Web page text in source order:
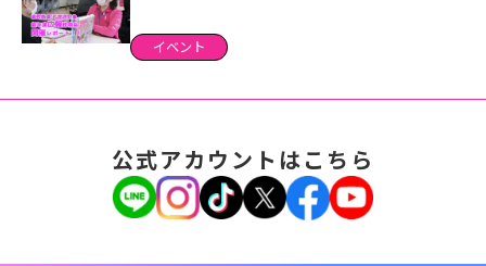
イベント
公式アカウントはこちら